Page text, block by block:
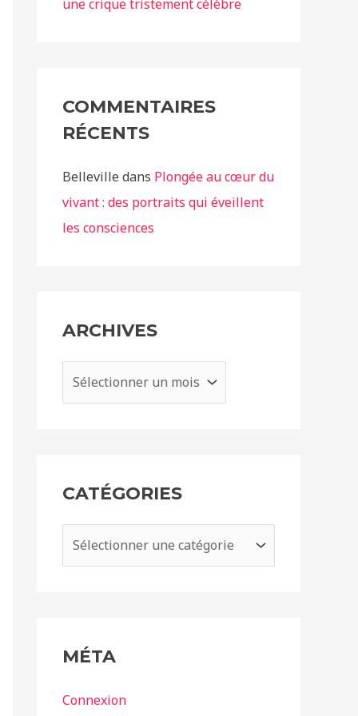
une crique tristement célèbre
COMMENTAIRES
RÉCENTS
Belleville dans Plongée au cœur du
vivant : des portraits qui éveillent
les consciences
ARCHIVES
CATÉGORIES
MÉTA
Connexion